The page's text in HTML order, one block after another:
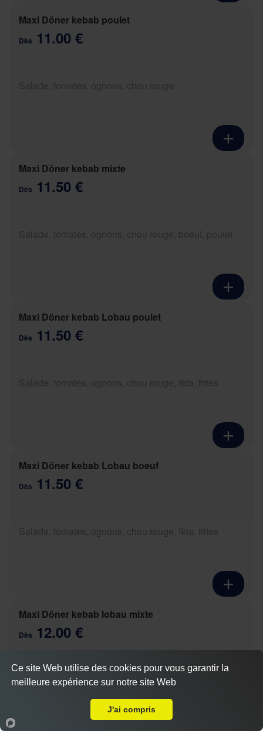
Maxi Döner kebab poulet
Dès 11.00 €
Maxi Döner kebab mixte
Dès 11.50 €
Maxi Döner kebab Lobau poulet
Dès 11.50 €
Maxi Döner kebab Lobau boeuf
Dès 11.50 €
Salade, tomates, ognons, chou rouge, fêta, frites
Maxi Döner kebab lobau mixte
Dès 12.00 €
Salade, tomates, ognons, chou rouge, boeuf, poulet,
Accueil Panier Compte
Actuellement fermé
Ce site Web utilise des cookies pour vous garantir la
meilleure expérience sur notre site Web
J'ai compris